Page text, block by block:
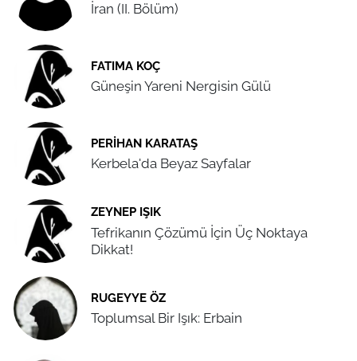
İran (II. Bölüm)
FATIMA KOÇ
Güneşin Yareni Nergisin Gülü
PERIHAN KARATAŞ
Kerbela'da Beyaz Sayfalar
ZEYNEP IŞIK
Tefrikanın Çözümü İçin Üç Noktaya
Dikkat!
RUGEYYE ÖZ
Toplumsal Bir Işık: Erbain